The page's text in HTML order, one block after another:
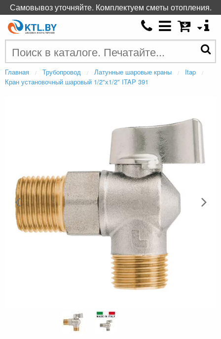
Главная Трубопровод Латунные шаровые краны
Itap
Кран установочный шаровый 1/2"х1/2" ITAP 391
Самовывоз уточняйте. Комплектуем сметы отопления.